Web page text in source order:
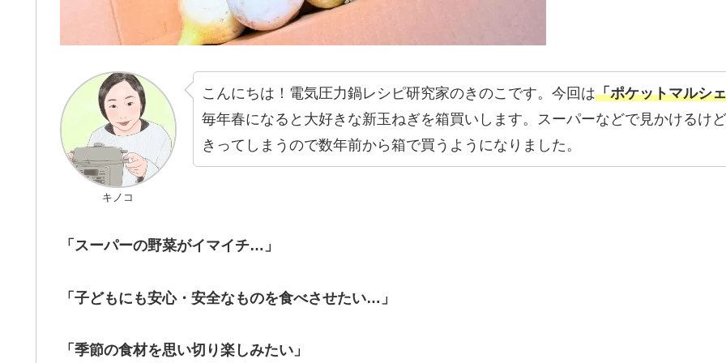
キノコ
こんにちは！電気圧力鍋レシピ研究家のきのこです。今回は「ポケットマルシ
毎年春になると大好きな新玉ねぎを箱買いします。スーパーなどで見かけるけ
きってしまうので数年前から箱で買うようになりました。
「スーパーの野菜がイマイチ…」
「子どもにも安心・安全なものを食べさせたい…」
「季節の食材を思い切り楽しみたい」